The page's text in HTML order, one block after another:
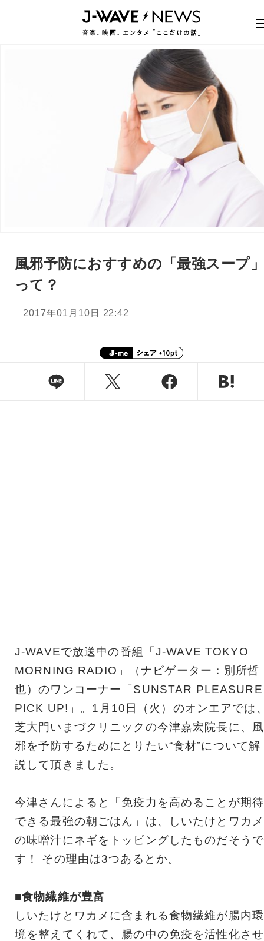
風邪予防におすすめの「最強スープ
って？
2017年01月10日 22:42
J-WAVEで放送中の番組「J-WAVE TOKYO
MORNING RADIO」（ナビゲーター：別所哲
也）のワンコーナー「SUNSTAR PLEASURE
PICK UP!」。1月10日（火）のオンエアでは
芝大門いまづクリニックの今津嘉宏院長に、風
邪を予防するためにとりたい“食材”について解
説して頂きました。
今津さんによると「免疫力を高めることが期待
できる最強の朝ごはん」は、しいたけとワカメ
の味噌汁にネギをトッピングしたものだそうで
す！ その理由は3つあるとか。
■食物繊維が豊富
しいたけとワカメに含まれる食物繊維が腸内環
境を整えてくれて、腸の中の免疫を活性化させ